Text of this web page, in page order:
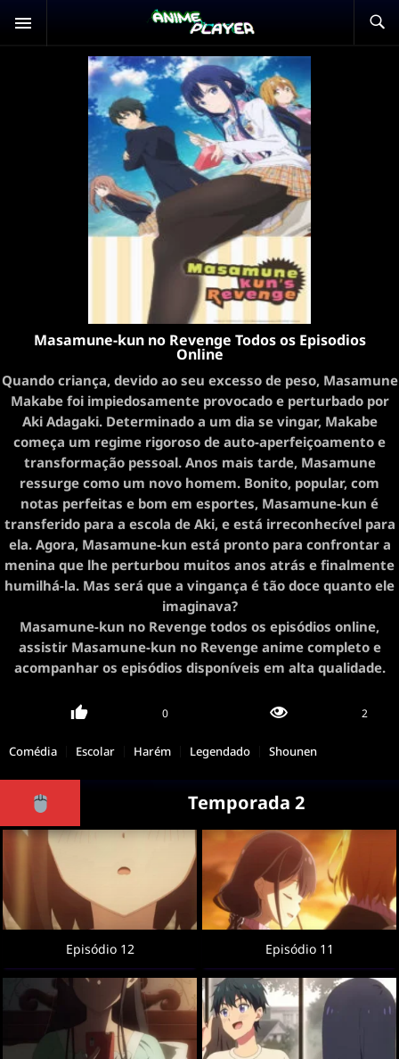
Masamune-kun no Revenge Todos os Episodios
Online
Quando criança, devido ao seu excesso de peso, Masamune
Makabe foi impiedosamente provocado e perturbado por
Aki Adagaki. Determinado a um dia se vingar, Makabe
começa um regime rigoroso de auto-aperfeiçoamento e
transformação pessoal. Anos mais tarde, Masamune
ressurge como um novo homem. Bonito, popular, com
notas perfeitas e bom em esportes, Masamune-kun é
transferido para a escola de Aki, e está irreconhecível para
ela. Agora, Masamune-kun está pronto para confrontar a
menina que lhe perturbou muitos anos atrás e finalmente
humilhá-la. Mas será que a vingança é tão doce quanto ele
imaginava?
Masamune-kun no Revenge todos os episódios online,
assistir Masamune-kun no Revenge anime completo e
acompanhar os episódios disponíveis em alta qualidade.
0 2
Comédia Escolar Harém Legendado Shounen
Temporada 2
Episódio 12 Episódio 11